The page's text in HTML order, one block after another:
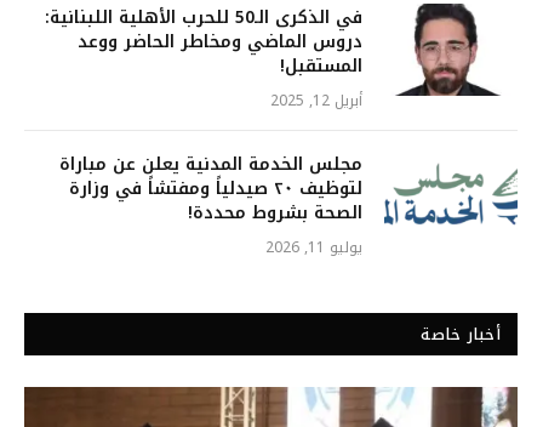
في الذكرى الـ50 للحرب الأهلية اللبنانية:
دروس الماضي ومخاطر الحاضر ووعد
المستقبل!
أبريل 12, 2025
مجلس الخدمة المدنية يعلن عن مباراة
لتوظيف ٢٠ صيدلياً ومفتشاً في وزارة
الصحة بشروط محددة!
يوليو 11, 2026
أخبار خاصة